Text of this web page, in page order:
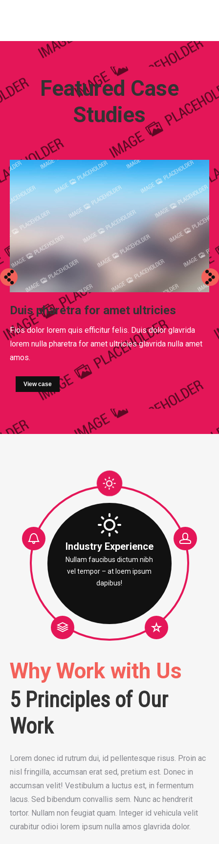
Featured Case
Studies
Duis pharetra for amet ultricies
Fios dolor lorem quis efficitur felis. Duis dolor glavrida
lorem nulla pharetra for amet ultricies glavrida nulla amet
amos.
View case
Industry Experience
Nullam faucibus dictum nibh
vel tempor – at loem ipsum
dapibus!
Why Work with Us
5 Principles of Our
Work
Lorem donec id rutrum dui, id pellentesque risus. Proin ac
nisl fringilla, accumsan erat sed, pretium est. Donec in
accumsan velit! Vestibulum a luctus est, in fermentum
lacus. Sed bibendum convallis sem. Nunc ac hendrerit
tortor. Nullam non feugiat quam. Integer id vehicula velit
curabitur odioi lorem ipsum nulla amos glavrida dolor.